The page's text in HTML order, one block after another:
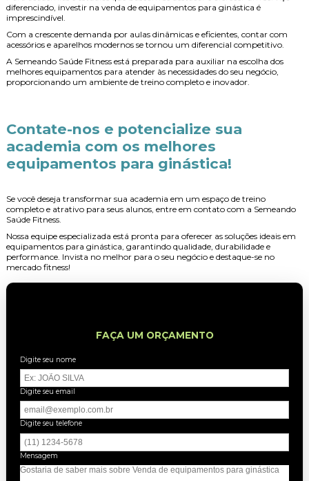
diferenciado, investir na venda de equipamentos para ginástica é
imprescindível.
Com a crescente demanda por aulas dinâmicas e eficientes, contar com
acessórios e aparelhos modernos se tornou um diferencial competitivo.
A Semeando Saúde Fitness está preparada para auxiliar na escolha dos
melhores equipamentos para atender às necessidades do seu negócio,
proporcionando um ambiente de treino completo e inovador.
Contate-nos e potencialize sua
academia com os melhores
equipamentos para ginástica!
Se você deseja transformar sua academia em um espaço de treino
completo e atrativo para seus alunos, entre em contato com a Semeando
Saúde Fitness.
Nossa equipe especializada está pronta para oferecer as soluções ideais em
equipamentos para ginástica, garantindo qualidade, durabilidade e
performance. Invista no melhor para o seu negócio e destaque-se no
mercado fitness!
FAÇA UM ORÇAMENTO
Digite seu nome
Digite seu email
Digite seu telefone
Mensagem